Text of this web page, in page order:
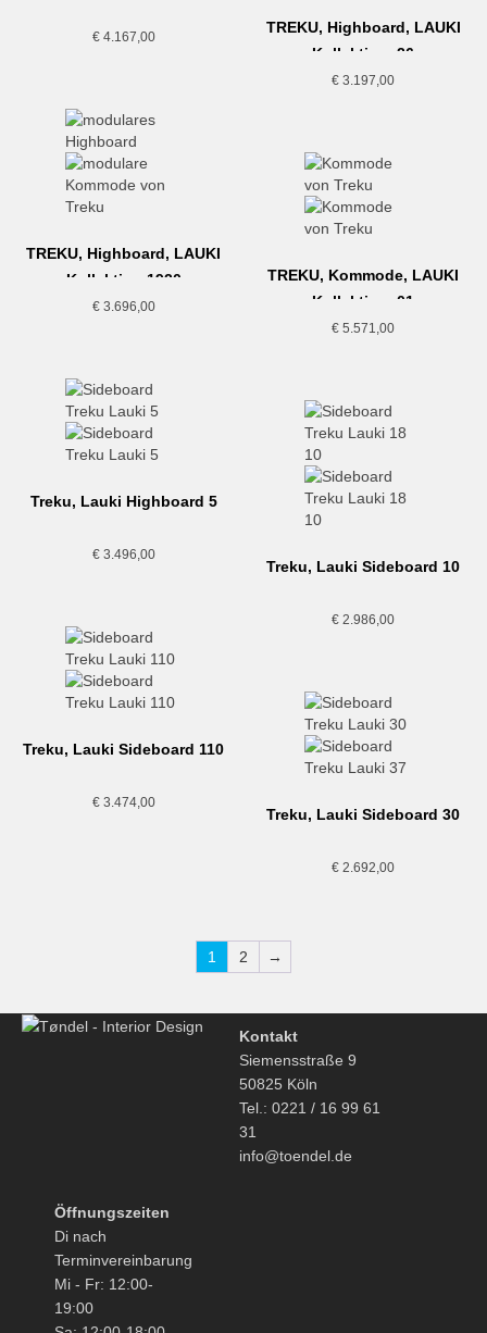
€4.167,00
TREKU, Highboard, LAUKI
Kollektion, 26
€ 3.197,00
TREKU, Highboard, LAUKI
Kollektion,1920
€3.696,00
TREKU, Kommode, LAUKI
Kollektion, 01
€ 5.571,00
Treku, Lauki Highboard 5
€3.496,00
Treku, Lauki Sideboard 10
€ 2.986,00
Treku, Lauki Sideboard 110
€3.474,00
Treku, Lauki Sideboard 30
€ 2.692,00
1 2 →
Kontakt
Siemensstraße 9
50825 Köln
Tel.: 0221 / 16 99 61
31
info@toendel.de
Öffnungszeiten
Di nach
Terminvereinbarung
Mi - Fr: 12:00-
19:00